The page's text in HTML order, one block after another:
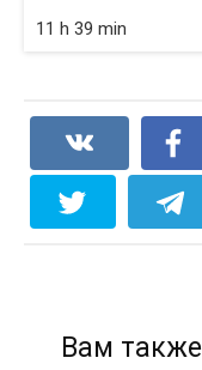
11 h 39 min
Вам